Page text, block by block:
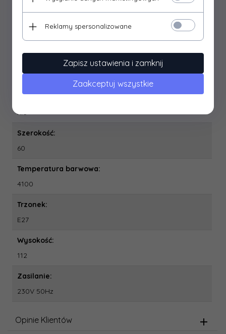
Moc:
12 W
81
Stosowanie ściemniacza:
nie
Szerokość:
60
Temperatura barwowa:
4100
Trzonek:
E27
Wysokość:
112
Zasilanie:
230V 50Hz
Opinie Klientów
Reklamy spersonalizowane
Zapisz ustawienia i zamknij
Zaakceptuj wszystkie